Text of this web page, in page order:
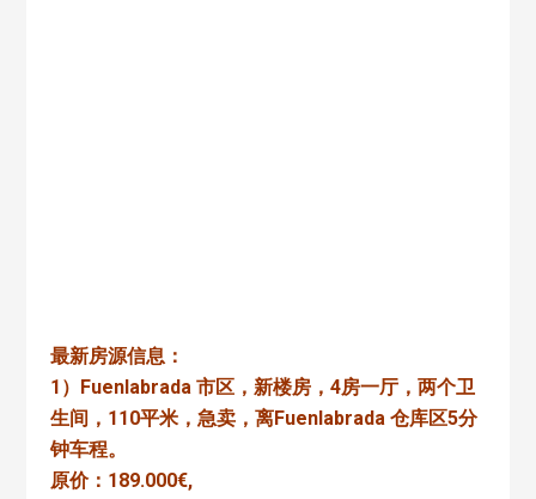
最新房源信息：
1）Fuenlabrada 市区，新楼房，4房一厅，两个卫
生间，110平米，急卖，离Fuenlabrada 仓库区5分
钟车程。
原价：189.000€,